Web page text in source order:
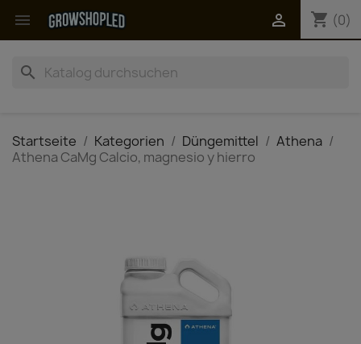
 shopping_cart (0)

search
Startseite Kategorien Düngemittel
Athena
Athena CaMg Calcio, magnesio y hierro